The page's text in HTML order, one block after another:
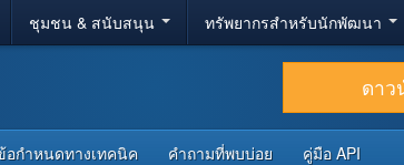
ชุมชน & สนับสนุน ทรัพยากรสำหรับนักพัฒนา
ดาว
อกำหนดทางเทคนิค คำถามที่พบบ่อย คู่มือ API